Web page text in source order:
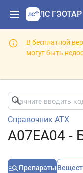
ЛС ГЭОТАР
В бесплатной
могут быть
Справочник АТХ
A07EA04 -
Препараты